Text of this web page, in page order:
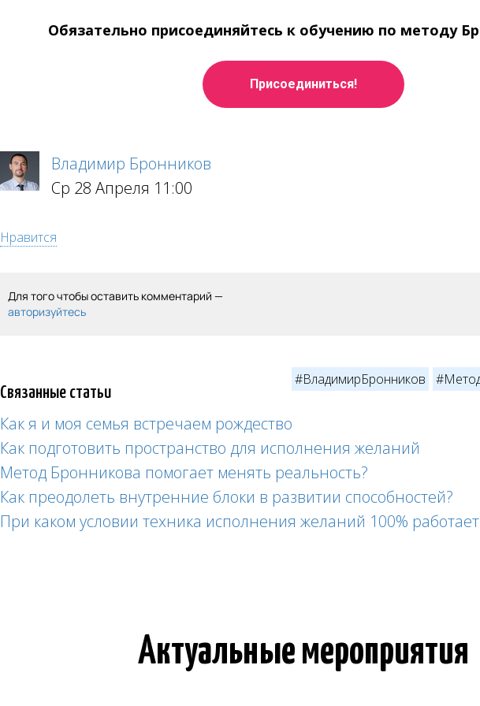
Обязательно присоединяйтесь к обучению по методу
Присоединиться!
Владимир Бронников
Ср 28 Апреля 11:00
Нравится
Для того чтобы оставить комментарий —
авторизуйтесь
#ВладимирБронников
Связанные статьи
Как я и моя семья встречаем рождество
Как подготовить пространство для исполнения желаний
Метод Бронникова помогает менять реальность?
Как преодолеть внутренние блоки в развитии способностей?
При каком условии техника исполнения желаний 100% работает
Актуальные мероприятия